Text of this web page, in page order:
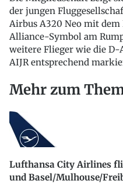
der jungen
Airbus A320 Neo mit dem
Alliance-Symbol am
weitere Flieger wie die D-
AIJR entsprechend
Mehr zum
Lufthansa City Airlines
und Basel/Mulhouse/